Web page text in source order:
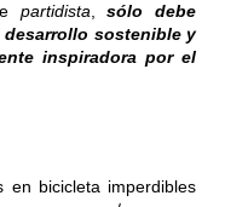
partidista,sólo debe
sostenible y
inspiradora por el
en bicicleta imperdibles